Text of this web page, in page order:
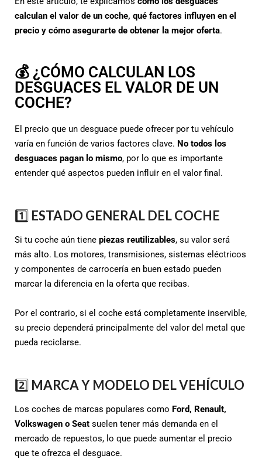
calculan el valor de un coche, qué factores influyen en el
precio y cómo asegurarte de obtener la mejor oferta.
💰 ¿CÓMO CALCULAN LOS
DESGUACES EL VALOR DE UN
COCHE?
El precio que un desguace puede ofrecer por tu vehículo
varía en función de varios factores clave. No todos los
desguaces pagan lo mismo, por lo que es importante
entender qué aspectos pueden influir en el valor final.
1️⃣ ESTADO GENERAL DEL COCHE
Si tu coche aún tiene piezas reutilizables, su valor será
más alto. Los motores, transmisiones, sistemas eléctricos
y componentes de carrocería en buen estado pueden
marcar la diferencia en la oferta que recibas.
Por el contrario, si el coche está completamente inservible,
su precio dependerá principalmente del valor del metal que
pueda reciclarse.
2️⃣ MARCA Y MODELO DEL VEHÍCULO
Los coches de marcas populares como Ford, Renault,
Volkswagen o Seat suelen tener más demanda en el
mercado de repuestos, lo que puede aumentar el precio
que te ofrezca el desguace.